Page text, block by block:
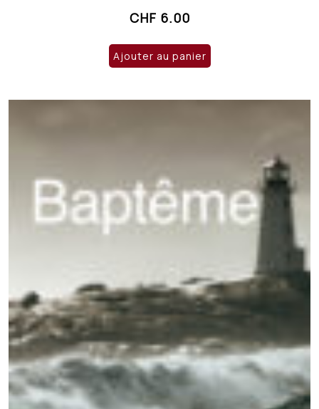
CHF 6.00
Ajouter au panier